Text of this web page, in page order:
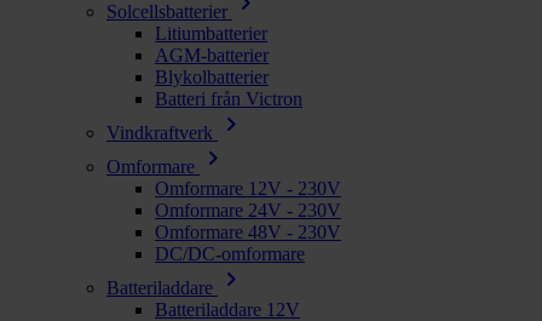
Solcellsbatterier
Litiumbatterier
AGM-batterier
Blykolbatterier
Batteri från Victron
Vindkraftverk
chevron_right
Omformare chevron_right
Omformare 12V - 230V
Omformare 24V - 230V
Omformare 48V - 230V
DC/DC-omformare
Batteriladdare
chevron_right
Batteriladdare 12V